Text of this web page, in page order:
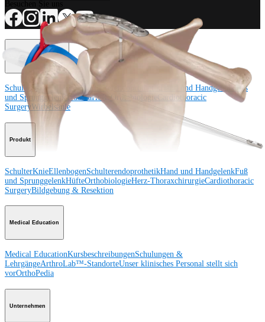
Operationsverfahren
Schulter Knie Ellenbogen Schulterendoprothetik Hand und HandgelenkFuß
und SprunggelenkTraumaHüfte Orthobiologie Cardiothoracic
SurgeryWirbelsäule
Produkt
SchulterKnieEllenbogenSchulterendoprothetikHand und HandgelenkFuß
und SprunggelenkHüfteOrthobiologieHerz-ThoraxchirurgieCardiothoracic
SurgeryBildgebung & Resektion
Medical Education
Medical EducationKursbeschreibungenSchulungen &
LehrgängeArthroLab™-StandorteUnser klinisches Personal stellt sich
vorOrthoPedia
Unternehmen